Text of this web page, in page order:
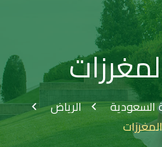
السعودية
الرياض